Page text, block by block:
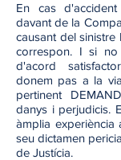
En cas
davant de la
causant del
correspon. I si
d'acord
donem pas a la
pertinent
danys i perjudicis.
àmplia
seu dictamen
de Justícia.